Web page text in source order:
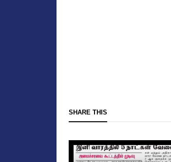
SHARE THIS